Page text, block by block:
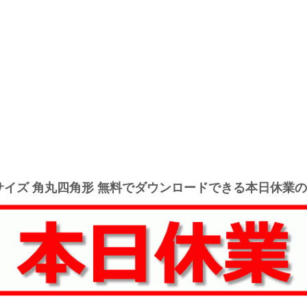
イズ 角丸四角形 無料でダウンロードできる本日休業